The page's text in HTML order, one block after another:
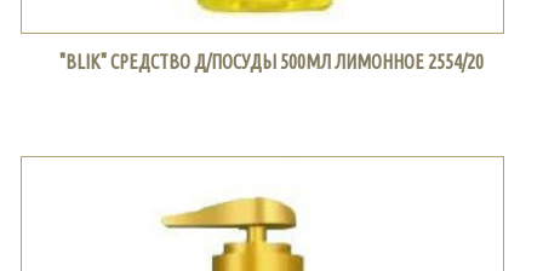
"BLIK" СРЕДСТВО Д/ПОСУДЫ 500МЛ ЛИМОННОЕ 2554/20